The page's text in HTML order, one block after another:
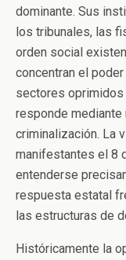
dominante. Sus
los tribunales, las
orden social
concentran el
sectores oprimidos
responde
criminalización. La
manifestantes el 8
entenderse
respuesta estatal
las estructuras de
Históricamente la